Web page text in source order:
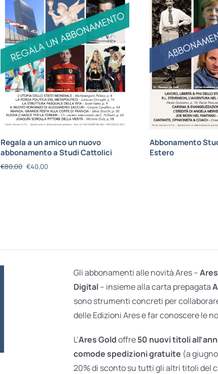
Regala a un amico un nuovo
abbonamento a Studi Cattolici
€80,00 €40,00
Abbonamento
Estero
Gli abbonamenti alle novità Ares –
Digital– insieme alla carta prepagata
sono strumenti concreti per
delle Edizioni Ares e far conoscere le
L’Ares Goldoffre50 nuovi titoli
comode spedizioni gratuite (a
20% di sconto su tutti gli altri titoli del